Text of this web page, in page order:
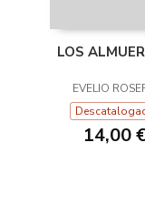
LOS
EVELIO
14,00